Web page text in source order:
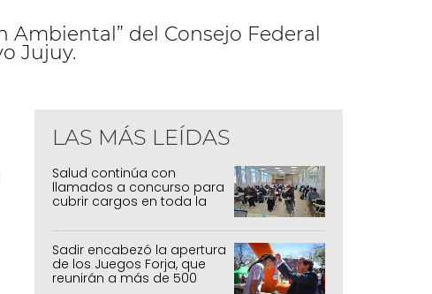
del Consejo Federal
Jujuy.
LAS MÁS LEÍDAS
Salud continúa con
llamados a concurso para
cubrir cargos en toda la
Sadir encabezó la apertura
de los Juegos Forja, que
reunirán a más de 500